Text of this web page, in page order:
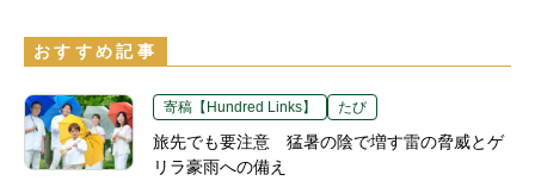
おすすめ記事
寄稿【Hundred Links】 たび
旅先でも要注意 猛暑の陰で増す雷の脅威とゲ
リラ豪雨への備え